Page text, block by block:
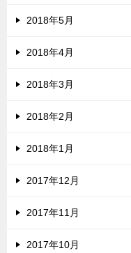
2018年5月
2018年4月
2018年3月
2018年2月
2018年1月
2017年12月
2017年11月
2017年10月